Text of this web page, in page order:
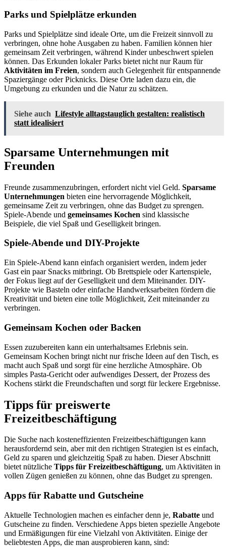
Parks und Spielplätze erkunden
Parks und Spielplätze sind ideale Orte, um die Freizeit sinnvoll zu
verbringen, ohne hohe Ausgaben zu haben. Familien können hier
gemeinsam Zeit verbringen, während Kinder unbeschwert spielen
können. Das Erkunden lokaler Parks bietet nicht nur Raum für
Aktivitäten im Freien, sondern auch Gelegenheit für entspannende
Spaziergänge oder Picknicks. Diese Orte laden dazu ein, die
Umgebung zu erkunden und die Natur zu schätzen.
Siehe auch Lifestyle alltagstauglich gestalten: realistisch
statt idealisiert
Sparsame Unternehmungen mit
Freunden
Freunde zusammenzubringen, erfordert nicht viel Geld. Sparsame
Unternehmungen bieten eine hervorragende Möglichkeit,
gemeinsame Zeit zu verbringen, ohne das Budget zu sprengen.
Spiele-Abende und gemeinsames Kochen sind klassische
Beispiele, die viel Spaß und Geselligkeit bringen.
Spiele-Abende und DIY-Projekte
Ein Spiele-Abend kann einfach organisiert werden, indem jeder
Gast ein paar Snacks mitbringt. Ob Brettspiele oder Kartenspiele,
der Fokus liegt auf der Geselligkeit und dem Miteinander. DIY-
Projekte wie Basteln oder einfache Handwerksarbeiten fördern die
Kreativität und bieten eine tolle Möglichkeit, Zeit miteinander zu
verbringen.
Gemeinsam Kochen oder Backen
Essen zuzubereiten kann ein unterhaltsames Erlebnis sein.
Gemeinsam Kochen bringt nicht nur frische Ideen auf den Tisch, es
macht auch Spaß und sorgt für eine herzliche Atmosphäre. Ob
simples Pasta-Gericht oder aufwendiges Dessert, der Prozess des
Kochens stärkt die Freundschaften und sorgt für leckere Ergebnisse.
Tipps für preiswerte
Freizeitbeschäftigung
Die Suche nach kosteneffizienten Freizeitbeschäftigungen kann
herausfordernd sein, aber mit den richtigen Strategien ist es einfach,
Geld zu sparen und gleichzeitig Spaß zu haben. Dieser Abschnitt
bietet nützliche Tipps für Freizeitbeschäftigung, um Aktivitäten in
vollen Zügen genießen zu können, ohne das Budget zu sprengen.
Apps für Rabatte und Gutscheine
Aktuelle Technologien machen es einfacher denn je, Rabatte und
Gutscheine zu finden. Verschiedene Apps bieten spezielle Angebote
und Ermäßigungen für eine Vielzahl von Aktivitäten. Einige der
beliebtesten Apps, die man ausprobieren kann, sind: